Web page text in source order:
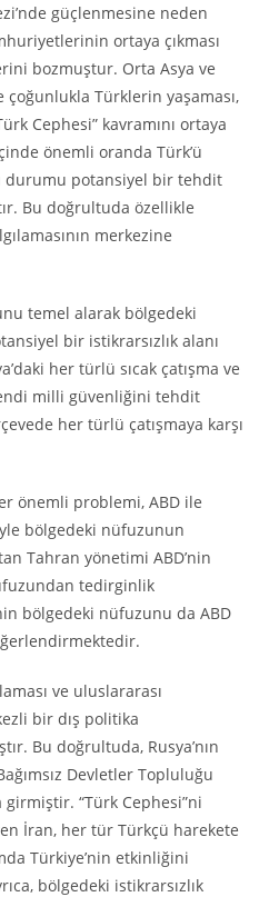
güçlenmesine neden
ortaya çıkması
bozmuştur. Orta Asya ve
Türklerin yaşaması,
Cephesi” kavramını ortaya
önemli oranda Türk’ü
durumu potansiyel bir tehdit
Bu doğrultuda özellikle
merkezine
temel alarak bölgedeki
bir istikrarsızlık alanı
her türlü sıcak çatışma ve
milli güvenliğini tehdit
her türlü çatışmaya karşı
önemli problemi, ABD ile
bölgedeki nüfuzunun
Tahran yönetimi ABD’nin
tedirginlik
bölgedeki nüfuzunu da ABD
ve uluslararası
bir dış politika
Bu doğrultuda, Rusya’nın
Devletler Topluluğu
girmiştir. “Türk Cephesi”ni
İran, her tür Türkçü harekete
Türkiye’nin etkinliğini
bölgedeki istikrarsızlık